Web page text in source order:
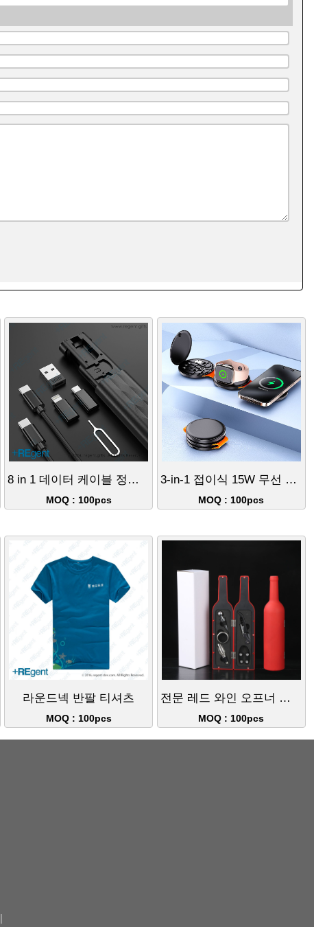
8 in 1 데이터 케이블 정리함
MOQ : 100pcs
3-in-1 접이식 15W 무선 고속 충전기 + 데이터 케이블
MOQ : 100pcs
라운드넥 반팔 티셔츠
MOQ : 100pcs
전문 레드 와인 오프너 세트 5종 스테인리스 와인 도구 선물 세트 홍콩 가정 연회 필수 도구
MOQ : 100pcs